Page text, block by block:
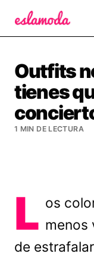
Outfits
tienes
1 MIN DE LECTURA
L os
menos
de